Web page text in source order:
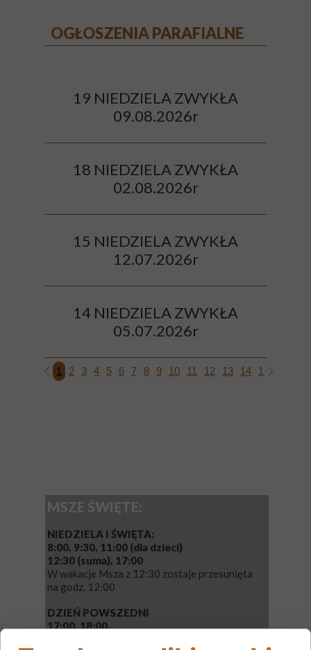
MSZE ŚWIĘTE:
NIEDZIELA I ŚWIĘTA:
8:00, 9:30, 11:00 (dla dzieci)
12:30 (suma), 17:00
W wakacje Msza z 12:30 zostaje przesunięta
na godz. 12:00
DZIEŃ POWSZEDNI
17:00, 18:00
OGŁOSZENIA PARAFIALNE
19 NIEDZIELA ZWYKŁA
09.08.2026r
18 NIEDZIELA ZWYKŁA
02.08.2026r
15 NIEDZIELA ZWYKŁA
12.07.2026r
14 NIEDZIELA ZWYKŁA
05.07.2026r
1 2 3 4 5 6 7 8 9 10 11 12 13 14 15